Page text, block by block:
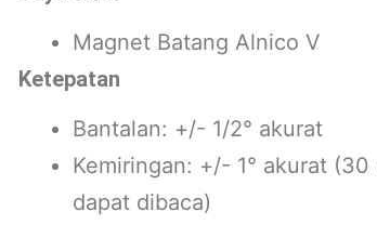
Magnet Batang Alnico V
Ketepatan
Bantalan: +/- 1/2° akurat
Kemiringan: +/- 1° akurat (30
dapat dibaca)